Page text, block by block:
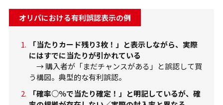
オリパにおける有利誤認表示の例
「当たりカード残り3枚！」と表示しながら、実際
にはすでに当たりが引かれている
→ 購入者が「まだチャンスがある」と誤認して買
う構図。典型的な有利誤認。
「確率○％で当たり確定！」と明記しているが、確